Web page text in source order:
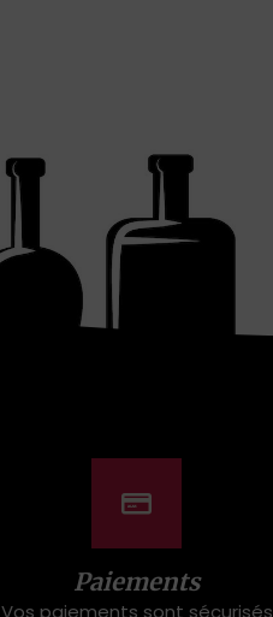
Paiements
Vos paiements sont sécurisés